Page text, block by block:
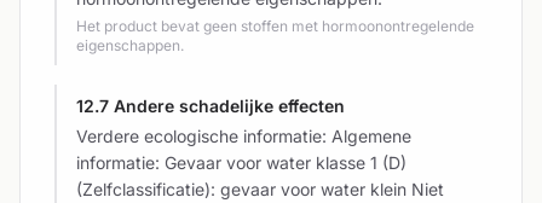
Het product bevat geen stoffen met hormoonontregelende
eigenschappen.
12.7 Andere schadelijke effecten
Verdere ecologische informatie: Algemene
informatie: Gevaar voor water klasse 1 (D)
(Zelfclassificatie): gevaar voor water klein Niet